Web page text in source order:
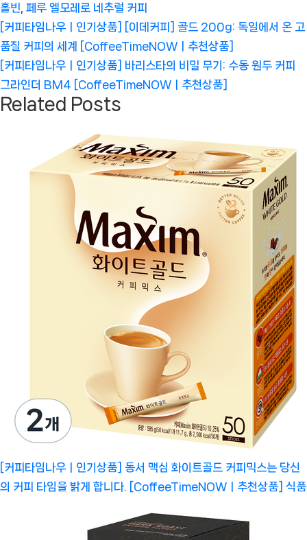
홀빈
페루 엘모레로 네추럴 커피
글
탐
색
Previous
Post:
[커피타임나우ㅣ인기상품] [이데커피] 골드 200g: 독일에서 온 고
품질 커피의 세계 [CoffeeTimeNOWㅣ추천상품]
Next
Post:
[커피타임나우ㅣ인기상품] 바리스타의 비밀 무기: 수동 원두 커피
그라인더 BM4 [CoffeeTimeNOWㅣ추천상품]
Related Posts
[커피타임나우ㅣ인기상품] 동서 맥심 화이트골드 커피믹스는 당신
의 커피 타임을 밝게 합니다. [CoffeeTimeNOWㅣ추천상품] 식품